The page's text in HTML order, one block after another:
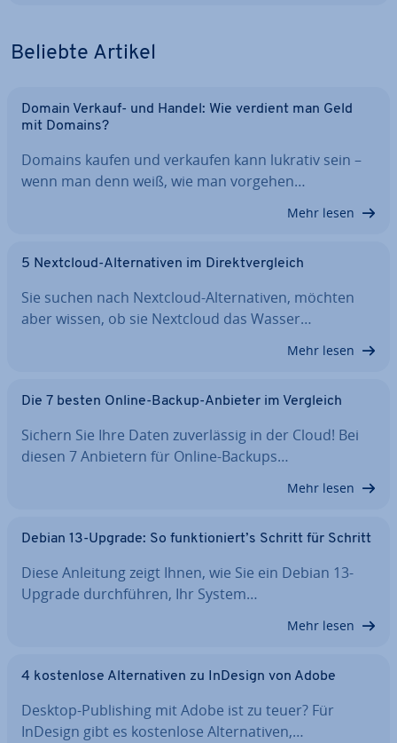
Beliebte Artikel
Domain Verkauf- und Handel: Wie verdient man Geld
mit Domains?
Domains kaufen und verkaufen kann lukrativ sein –
wenn man denn weiß, wie man vorgehen…
Mehr lesen
5 Nextcloud-Al­ter­na­ti­ven im Di­rekt­ver­gleich
Sie suchen nach Nextcloud-Al­ter­na­ti­ven, möchten
aber wissen, ob sie Nextcloud das Wasser…
Mehr lesen
Die 7 besten Online-Backup-Anbieter im Vergleich
Sichern Sie Ihre Daten zu­ver­läs­sig in der Cloud! Bei
diesen 7 Anbietern für Online-Backups…
Mehr lesen
Debian 13-Upgrade: So funk­tio­niert’s Schritt für Schritt
Diese Anleitung zeigt Ihnen, wie Sie ein Debian 13-
Upgrade durch­füh­ren, Ihr System…
Mehr lesen
4 kos­ten­lo­se Al­ter­na­ti­ven zu InDesign von Adobe
Desktop-Pu­bli­shing mit Adobe ist zu teuer? Für
InDesign gibt es kos­ten­lo­se Al­ter­na­ti­ven,…